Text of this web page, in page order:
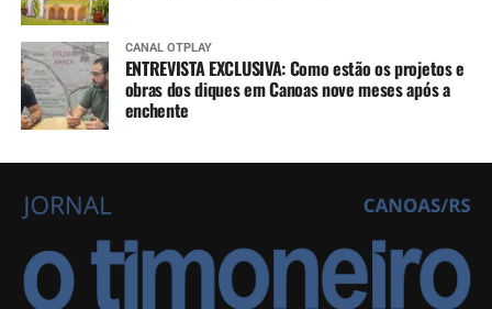
CANAL OTPLAY
ENTREVISTA EXCLUSIVA: Como estão os projetos e
obras dos diques em Canoas nove meses após a
enchente